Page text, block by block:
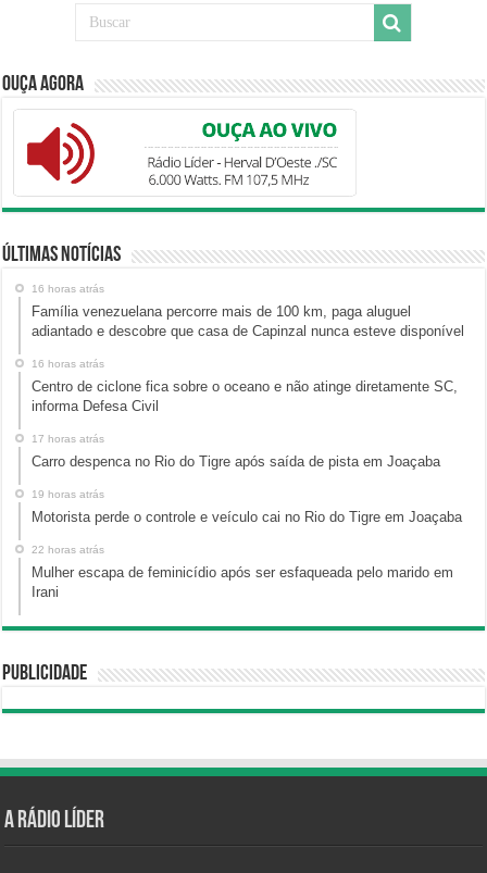
Ouça Agora
Últimas Notícias
16 horas atrás
Família venezuelana percorre mais de 100 km, paga aluguel
adiantado e descobre que casa de Capinzal nunca esteve disponível
16 horas atrás
Centro de ciclone fica sobre o oceano e não atinge diretamente SC,
informa Defesa Civil
17 horas atrás
Carro despenca no Rio do Tigre após saída de pista em Joaçaba
19 horas atrás
Motorista perde o controle e veículo cai no Rio do Tigre em Joaçaba
22 horas atrás
Mulher escapa de feminicídio após ser esfaqueada pelo marido em
Irani
Publicidade
A Rádio Líder